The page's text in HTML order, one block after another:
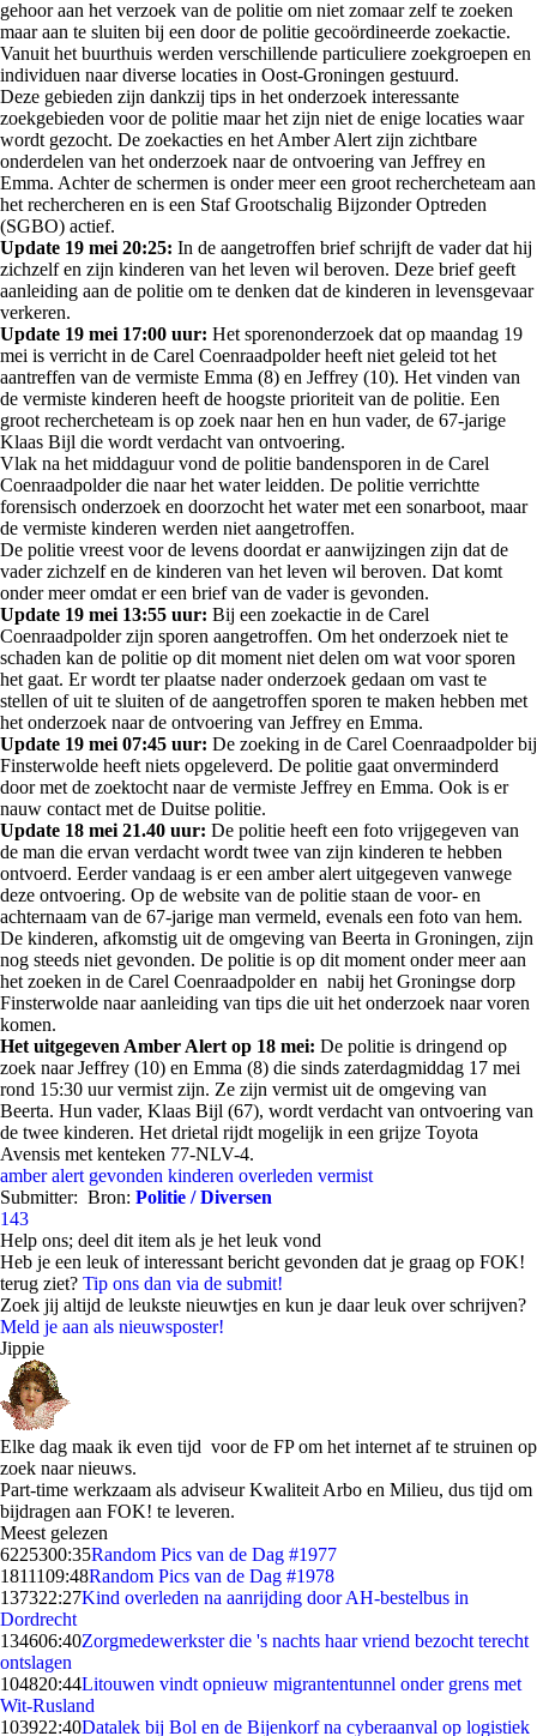
gehoor aan het verzoek van de politie om niet zomaar zelf te zoeken
maar aan te sluiten bij een door de politie gecoördineerde zoekactie.
Vanuit het buurthuis werden verschillende particuliere zoekgroepen en
individuen naar diverse locaties in Oost-Groningen gestuurd.
Deze gebieden zijn dankzij tips in het onderzoek interessante
zoekgebieden voor de politie maar het zijn niet de enige locaties waar
wordt gezocht. De zoekacties en het Amber Alert zijn zichtbare
onderdelen van het onderzoek naar de ontvoering van Jeffrey en
Emma. Achter de schermen is onder meer een groot rechercheteam aan
het rechercheren en is een Staf Grootschalig Bijzonder Optreden
(SGBO) actief.
Update 19 mei 20:25: In de aangetroffen brief schrijft de vader dat hij
zichzelf en zijn kinderen van het leven wil beroven. Deze brief geeft
aanleiding aan de politie om te denken dat de kinderen in levensgevaar
verkeren.
Update 19 mei 17:00 uur: Het sporenonderzoek dat op maandag 19
mei is verricht in de Carel Coenraadpolder heeft niet geleid tot het
aantreffen van de vermiste Emma (8) en Jeffrey (10). Het vinden van
de vermiste kinderen heeft de hoogste prioriteit van de politie. Een
groot rechercheteam is op zoek naar hen en hun vader, de 67-jarige
Klaas Bijl die wordt verdacht van ontvoering.
Vlak na het middaguur vond de politie bandensporen in de Carel
Coenraadpolder die naar het water leidden. De politie verrichtte
forensisch onderzoek en doorzocht het water met een sonarboot, maar
de vermiste kinderen werden niet aangetroffen.
De politie vreest voor de levens doordat er aanwijzingen zijn dat de
vader zichzelf en de kinderen van het leven wil beroven. Dat komt
onder meer omdat er een brief van de vader is gevonden.
Update 19 mei 13:55 uur: Bij een zoekactie in de Carel
Coenraadpolder zijn sporen aangetroffen. Om het onderzoek niet te
schaden kan de politie op dit moment niet delen om wat voor sporen
het gaat. Er wordt ter plaatse nader onderzoek gedaan om vast te
stellen of uit te sluiten of de aangetroffen sporen te maken hebben met
het onderzoek naar de ontvoering van Jeffrey en Emma.
Update 19 mei 07:45 uur: De zoeking in de Carel Coenraadpolder bij
Finsterwolde heeft niets opgeleverd. De politie gaat onverminderd
door met de zoektocht naar de vermiste Jeffrey en Emma. Ook is er
nauw contact met de Duitse politie.
Update 18 mei 21.40 uur: De politie heeft een foto vrijgegeven van
de man die ervan verdacht wordt twee van zijn kinderen te hebben
ontvoerd. Eerder vandaag is er een amber alert uitgegeven vanwege
deze ontvoering. Op de website van de politie staan de voor- en
achternaam van de 67-jarige man vermeld, evenals een foto van hem.
De kinderen, afkomstig uit de omgeving van Beerta in Groningen, zijn
nog steeds niet gevonden. De politie is op dit moment onder meer aan
het zoeken in de Carel Coenraadpolder en nabij het Groningse dorp
Finsterwolde naar aanleiding van tips die uit het onderzoek naar voren
komen.
Het uitgegeven Amber Alert op 18 mei: De politie is dringend op
zoek naar Jeffrey (10) en Emma (8) die sinds zaterdagmiddag 17 mei
rond 15:30 uur vermist zijn. Ze zijn vermist uit de omgeving van
Beerta. Hun vader, Klaas Bijl (67), wordt verdacht van ontvoering van
de twee kinderen. Het drietal rijdt mogelijk in een grijze Toyota
Avensis met kenteken 77-NLV-4.
amber alert gevonden kinderen overleden vermist
Submitter: Bron: Politie / Diversen
143
Help ons; deel dit item als je het leuk vond
Heb je een leuk of interessant bericht gevonden dat je graag op FOK!
terug ziet? Tip ons dan via de submit!
Zoek jij altijd de leukste nieuwtjes en kun je daar leuk over schrijven?
Meld je aan als nieuwsposter!
Jippie
Elke dag maak ik even tijd voor de FP om het internet af te struinen op
zoek naar nieuws.
Part-time werkzaam als adviseur Kwaliteit Arbo en Milieu, dus tijd om
bijdragen aan FOK! te leveren.
Meest gelezen
6225300:35Random Pics van de Dag #1977
1811109:48Random Pics van de Dag #1978
137322:27Kind overleden na aanrijding door AH-bestelbus in
Dordrecht
134606:40Zorgmedewerkster die 's nachts haar vriend bezocht terecht
ontslagen
104820:44Litouwen vindt opnieuw migrantentunnel onder grens met
Wit-Rusland
103922:40Datalek bij Bol en de Bijenkorf na cyberaanval op logistiek